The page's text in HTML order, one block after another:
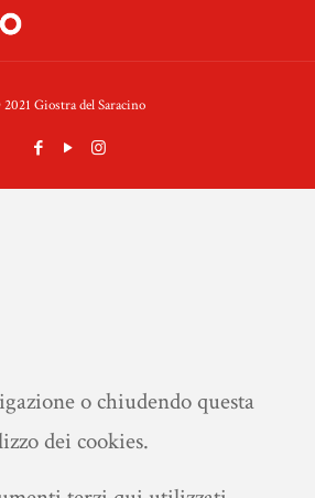
Giostra del Saracino
o chiudendo questa
dei cookies.